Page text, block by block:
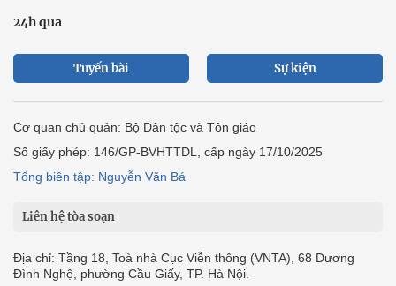
24h qua
Tuyến bài Sự kiện
Cơ quan chủ quản: Bộ Dân tộc và Tôn giáo
Số giấy phép: 146/GP-BVHTTDL, cấp ngày 17/10/2025
Tổng biên tập: Nguyễn Văn Bá
Liên hệ tòa soạn
Địa chỉ: Tầng 18, Toà nhà Cục Viễn thông (VNTA), 68 Dương
Đình Nghệ, phường Cầu Giấy, TP. Hà Nội.